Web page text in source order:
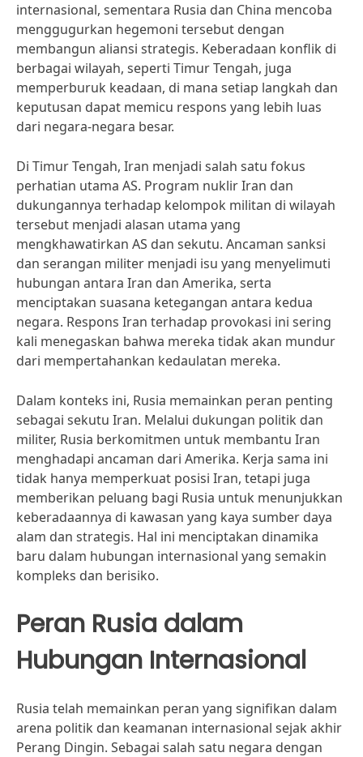
internasional, sementara Rusia dan China mencoba
menggugurkan hegemoni tersebut dengan
membangun aliansi strategis. Keberadaan konflik di
berbagai wilayah, seperti Timur Tengah, juga
memperburuk keadaan, di mana setiap langkah dan
keputusan dapat memicu respons yang lebih luas
dari negara-negara besar.
Di Timur Tengah, Iran menjadi salah satu fokus
perhatian utama AS. Program nuklir Iran dan
dukungannya terhadap kelompok militan di wilayah
tersebut menjadi alasan utama yang
mengkhawatirkan AS dan sekutu. Ancaman sanksi
dan serangan militer menjadi isu yang menyelimuti
hubungan antara Iran dan Amerika, serta
menciptakan suasana ketegangan antara kedua
negara. Respons Iran terhadap provokasi ini sering
kali menegaskan bahwa mereka tidak akan mundur
dari mempertahankan kedaulatan mereka.
Dalam konteks ini, Rusia memainkan peran penting
sebagai sekutu Iran. Melalui dukungan politik dan
militer, Rusia berkomitmen untuk membantu Iran
menghadapi ancaman dari Amerika. Kerja sama ini
tidak hanya memperkuat posisi Iran, tetapi juga
memberikan peluang bagi Rusia untuk menunjukkan
keberadaannya di kawasan yang kaya sumber daya
alam dan strategis. Hal ini menciptakan dinamika
baru dalam hubungan internasional yang semakin
kompleks dan berisiko.
Peran Rusia dalam
Hubungan Internasional
Rusia telah memainkan peran yang signifikan dalam
arena politik dan keamanan internasional sejak akhir
Perang Dingin. Sebagai salah satu negara dengan